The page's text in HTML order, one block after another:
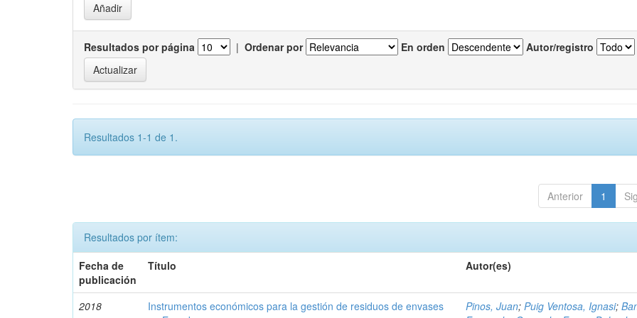
Resultados por página | Ordenar por En orden Autor/registro
Resultados 1-1 de 1.
Anterior 1
Resultados por ítem:
Fecha de
publicación
Título Autor(es)
2018
Instrumentos económicos para la gestión de residuos de envases
Pinos, Juan;Puig Ventosa, Ignasi;